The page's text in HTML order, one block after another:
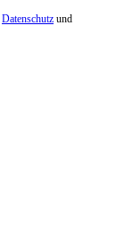
Datenschutz und